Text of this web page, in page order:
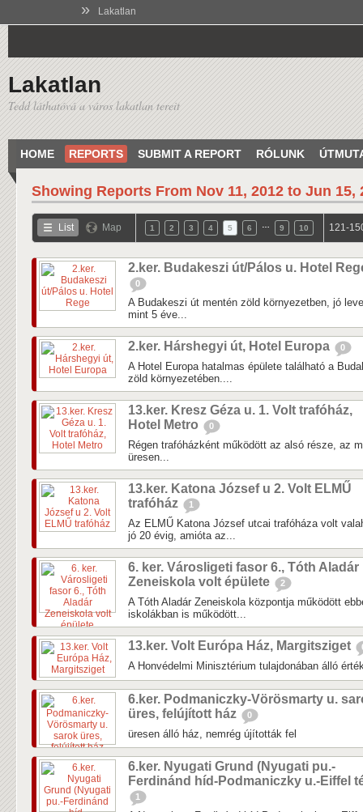
» Lakatlan
Lakatlan
Tedd láthatóvá a város lakatlan tereit
HOME REPORTS SUBMIT A REPORT RÓLUNK
Showing Reports From Nov 11, 2012 to Jun 15,
List Map 1 2 3 4 5 6 9 10 121-
2.ker. Budakeszi út/Pálos u. Hotel
0
A Budakeszi út mentén zöld környezetben, jó
mint 5 éve...
2.ker. Hárshegyi út, Hotel Europa 0
A Hotel Europa hatalmas épülete található a
zöld környezetében....
13.ker. Kresz Géza u. 1. Volt trafóház,
Hotel Metro
0
Régen trafóházként működött az alsó része, az
üresen...
13.ker. Katona József u 2. Volt ELMŰ
trafóház
1
Az ELMŰ Katona József utcai trafóháza volt
jó 20 évig, amióta az...
6. ker. Városligeti fasor 6., Tóth Aladár
Zeneiskola volt épülete
2
A Tóth Aladár Zeneiskola központja működött
iskolákban is működött...
13.ker. Volt Európa Ház, Margitsziget
A Honvédelmi Minisztérium tulajdonában álló
6.ker. Podmaniczky-Vörösmarty u.
üres, felújított ház
0
üresen álló ház, nemrég újították fel
6.ker. Nyugati Grund (Nyugati pu.-
Ferdinánd híd-Podmaniczky u.-Eiffel
1